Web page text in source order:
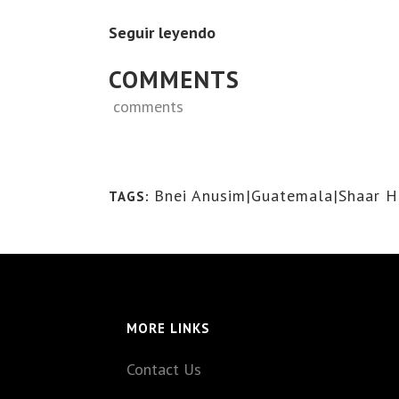
Seguir leyendo
COMMENTS
comments
TAGS: Bnei Anusim|Guatemala|Shaar
MORE LINKS
Contact Us